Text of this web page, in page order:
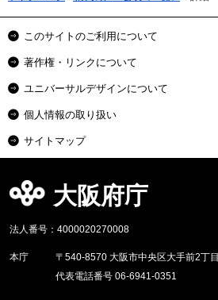
このサイトのご利用について
著作権・リンクについて
ユニバーサルデザインについて
個人情報の取り扱い
サイトマップ
大阪府庁
法人番号：4000020270008
本庁
〒540-8570 大阪市中央区大手前2丁目
代表電話番号 06-6941-0351